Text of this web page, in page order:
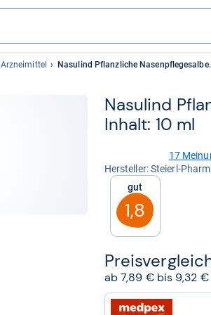
Nasulind Pflanzliche
Nasu­lind
Inhalt: 10 ml
von
Sternen
17
Her­stel­ler: Steierl-
Gut
1,8
ab 7,89 € bis 9,32 €
zum